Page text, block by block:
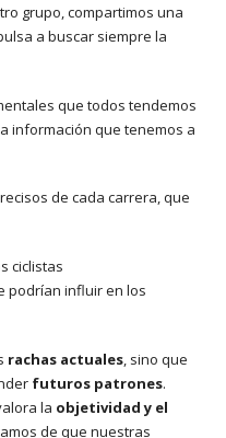
grupo, compartimos una
a buscar siempre la
que todos tendemos
información que tenemos a
de cada carrera, que
ciclistas
podrían influir en los
rachas actuales, sino que
futuros patrones.
la objetividad y el
de que nuestras